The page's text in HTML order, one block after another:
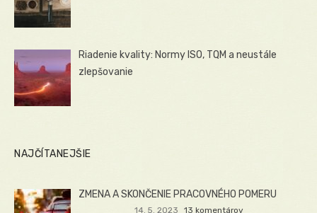
Riadenie kvality: Normy ISO, TQM a neustále
zlepšovanie
NAJČÍTANEJŠIE
ZMENA A SKONČENIE PRACOVNÉHO POMERU
14. 5. 2023 13 komentárov